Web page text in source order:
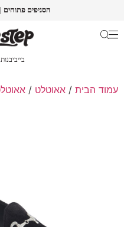
הסניפים פתוחים
בייביבנות
עמוד הבית / אאוטלט /